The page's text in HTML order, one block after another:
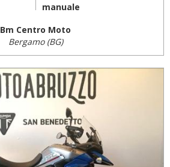
manuale
Bm Centro Moto
Bergamo (BG)